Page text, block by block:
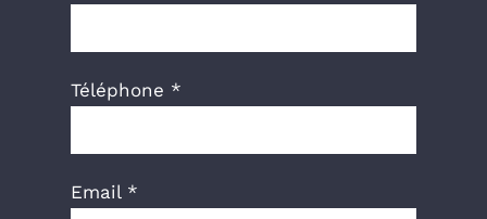
Téléphone *
Email *